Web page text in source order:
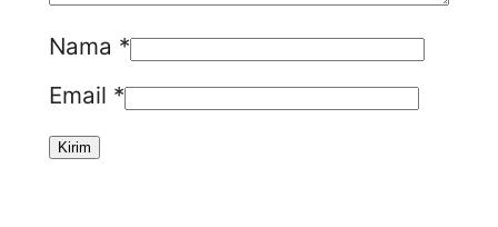
Nama *
Email *